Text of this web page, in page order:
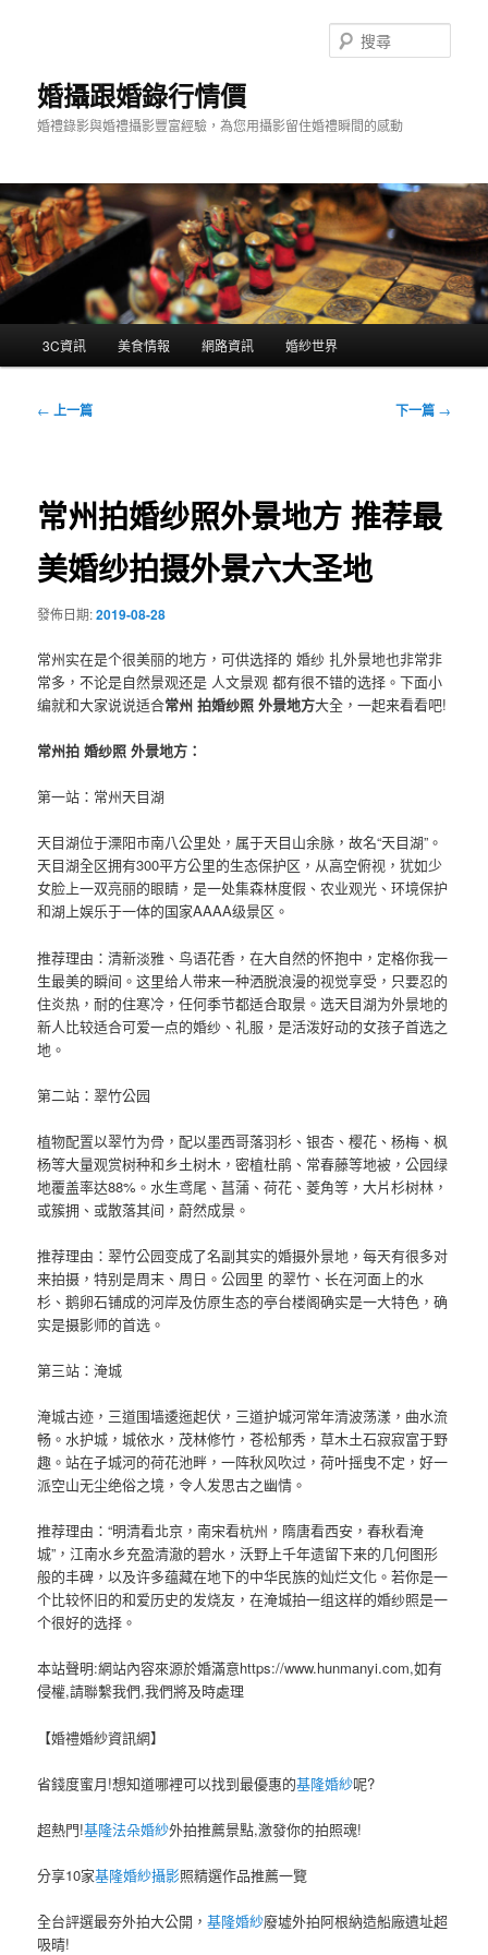
婚攝跟婚錄行情價
婚禮錄影與婚禮攝影豐富經驗，為您用攝影留住婚禮瞬間的感動
尋
3C資訊 美食情報 網路資訊 婚紗世界
文
← 上一篇 下一篇 →
常州拍婚纱照外景地方 推荐最
美婚纱拍摄外景六大圣地
發佈日期:2019-08-28
常州实在是个很美丽的地方，可供选择的 婚纱 扎外景地也非常非
常多，不论是自然景观还是 人文景观 都有很不错的选择。下面小
编就和大家说说适合常州 拍婚纱照 外景地方大全，一起来看看吧!
常州拍 婚纱照 外景地方：
第一站：常州天目湖
天目湖位于溧阳市南八公里处，属于天目山余脉，故名“天目湖”。
天目湖全区拥有300平方公里的生态保护区，从高空俯视，犹如少
女脸上一双亮丽的眼睛，是一处集森林度假、农业观光、环境保护
和湖上娱乐于一体的国家AAAA级景区。
推荐理由：清新淡雅、鸟语花香，在大自然的怀抱中，定格你我一
生最美的瞬间。这里给人带来一种洒脱浪漫的视觉享受，只要忍的
住炎热，耐的住寒冷，任何季节都适合取景。选天目湖为外景地的
新人比较适合可爱一点的婚纱、礼服，是活泼好动的女孩子首选之
地。
第二站：翠竹公园
植物配置以翠竹为骨，配以墨西哥落羽杉、银杏、樱花、杨梅、枫
杨等大量观赏树种和乡土树木，密植杜鹃、常春藤等地被，公园绿
地覆盖率达88%。水生鸢尾、菖蒲、荷花、菱角等，大片杉树林，
或簇拥、或散落其间，蔚然成景。
推荐理由：翠竹公园变成了名副其实的婚摄外景地，每天有很多对
来拍摄，特别是周末、周日。公园里 的翠竹、长在河面上的水
杉、鹅卵石铺成的河岸及仿原生态的亭台楼阁确实是一大特色，确
实是摄影师的首选。
第三站：淹城
淹城古迹，三道围墙逶迤起伏，三道护城河常年清波荡漾，曲水流
畅。水护城，城依水，茂林修竹，苍松郁秀，草木土石寂寂富于野
趣。站在子城河的荷花池畔，一阵秋风吹过，荷叶摇曳不定，好一
派空山无尘绝俗之境，令人发思古之幽情。
推荐理由：“明清看北京，南宋看杭州，隋唐看西安，春秋看淹
城”，江南水乡充盈清澈的碧水，沃野上千年遗留下来的几何图形
般的丰碑，以及许多蕴藏在地下的中华民族的灿烂文化。若你是一
个比较怀旧的和爱历史的发烧友，在淹城拍一组这样的婚纱照是一
个很好的选择。
本站聲明:網站內容來源於婚滿意https://www.hunmanyi.com,如有
侵權,請聯繫我們,我們將及時處理
【婚禮婚紗資訊網】
省錢度蜜月!想知道哪裡可以找到最優惠的基隆婚紗呢?
超熱門!基隆法朵婚紗外拍推薦景點,激發你的拍照魂!
分享10家基隆婚紗攝影照精選作品推薦一覽
全台評選最夯外拍大公開，基隆婚紗廢墟外拍阿根納造船廠遺址超
吸晴!